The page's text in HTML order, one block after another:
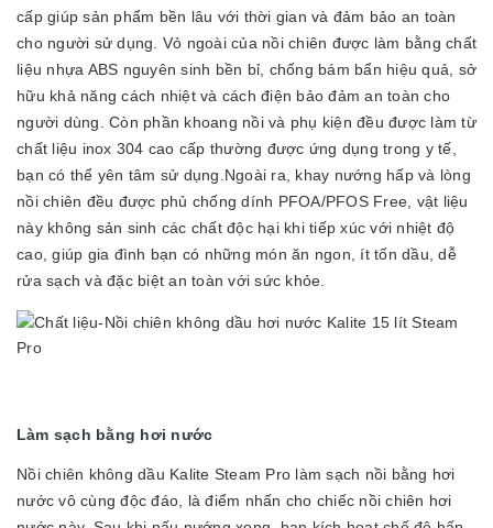
cấp giúp sản phẩm bền lâu với thời gian và đảm bảo an toàn
cho người sử dụng. Vỏ ngoài của nồi chiên được làm bằng chất
liệu nhựa ABS nguyên sinh bền bỉ, chống bám bẩn hiệu quả, sở
hữu khả năng cách nhiệt và cách điện bảo đảm an toàn cho
người dùng. Còn phần khoang nồi và phụ kiện đều được làm từ
chất liệu inox 304 cao cấp thường được ứng dụng trong y tế,
bạn có thể yên tâm sử dụng.Ngoài ra, khay nướng hấp và lòng
nồi chiên đều được phủ chống dính PFOA/PFOS Free, vật liệu
này không sản sinh các chất độc hại khi tiếp xúc với nhiệt độ
cao, giúp gia đình bạn có những món ăn ngon, ít tốn dầu, dễ
rửa sạch và đặc biệt an toàn với sức khỏe.
Làm sạch bằng hơi nước
Nồi chiên không dầu Kalite Steam Pro làm sạch nồi bằng hơi
nước vô cùng độc đáo, là điểm nhấn cho chiếc nồi chiên hơi